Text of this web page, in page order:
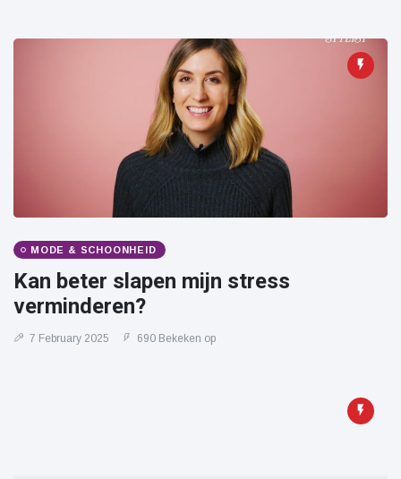
MODE & SCHOONHEID
Kan beter slapen mijn stress
verminderen?
7 February 2025 690 Bekeken op